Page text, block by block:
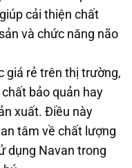
cải thiện chất
và chức năng não
giá rẻ trên thị trường,
bảo quản hay
xuất. Điều này
tâm về chất lượng
dụng Navan trong